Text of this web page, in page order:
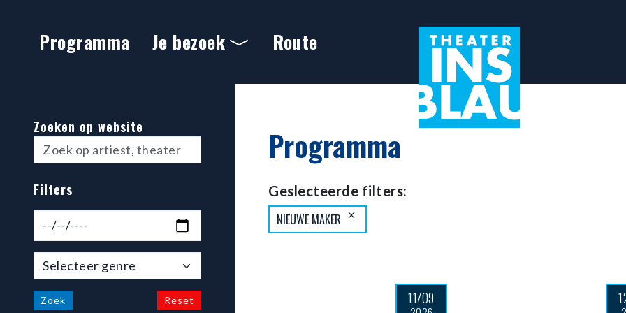
Programma Je bezoek Route
Zoeken op website
Filters
Filter op datum
Selecteer genre
Zoek Reset
Programma
Geslecteerde filters:
NIEUWE MAKER
11/09